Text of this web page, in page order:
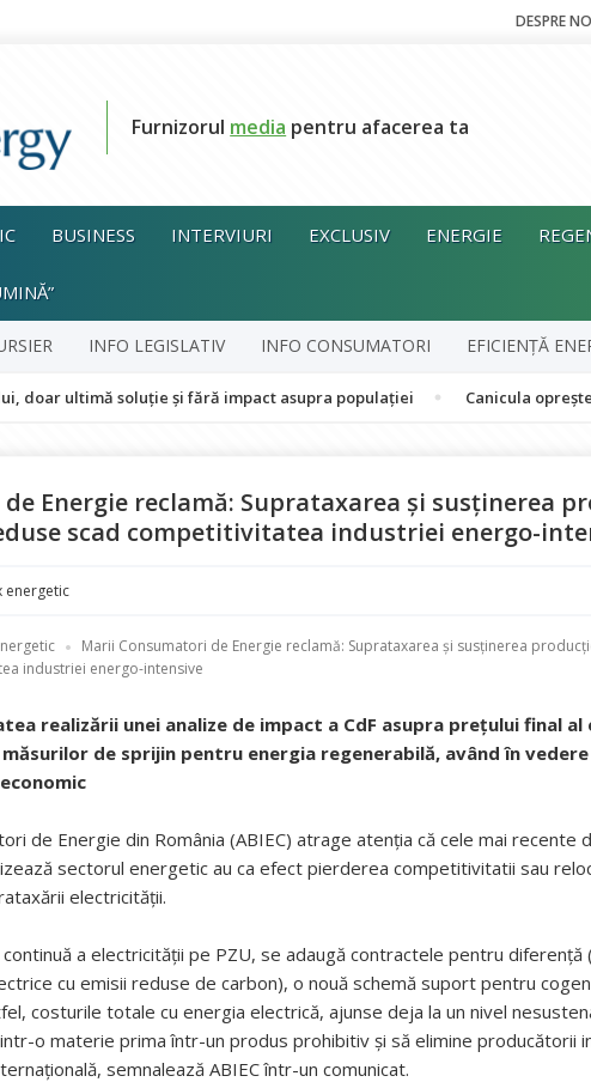
DESPRE
Furnizorul media pentru afacerea ta
BUSINESS INTERVIURI EXCLUSIV ENERGIE
INFO LEGISLATIV INFO CONSUMATORI EFICIENȚĂ
soluție și fără impact asupra populației Canicula oprește preventiv
Energie reclamă: Suprataxarea și susținerea
scad competitivitatea industriei energo-
energetic
Marii Consumatori de Energie reclamă: Suprataxarea și susținerea
industriei energo-intensive
realizării unei analize de impact a CdF asupra prețului final al
de sprijin pentru energia regenerabilă, având în
de Energie din România (ABIEC) atrage atenția că cele mai recente
sectorul energetic au ca efect pierderea competitivitatii sau
electricității.
a electricității pe PZU, se adaugă contractele pentru diferență
cu emisii reduse de carbon), o nouă schemă suport pentru
costurile totale cu energia electrică, ajunse deja la un nivel
o materie prima într-un produs prohibitiv și să elimine producătorii
semnalează ABIEC într-un comunicat.